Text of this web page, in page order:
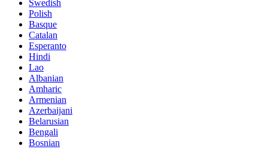
Swedish
Polish
Basque
Catalan
Esperanto
Hindi
Lao
Albanian
Amharic
Armenian
Azerbaijani
Belarusian
Bengali
Bosnian